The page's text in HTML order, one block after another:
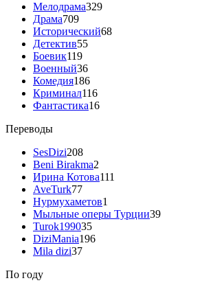
Мелодрама329
Драма709
Исторический68
Детектив55
Боевик119
Военный36
Комедия186
Криминал116
Фантастика16
Переводы
SesDizi208
Beni Birakma2
Ирина Котова111
AveTurk77
Нурмухаметов1
Мыльные оперы Турции39
Turok199035
DiziMania196
Mila dizi37
По году